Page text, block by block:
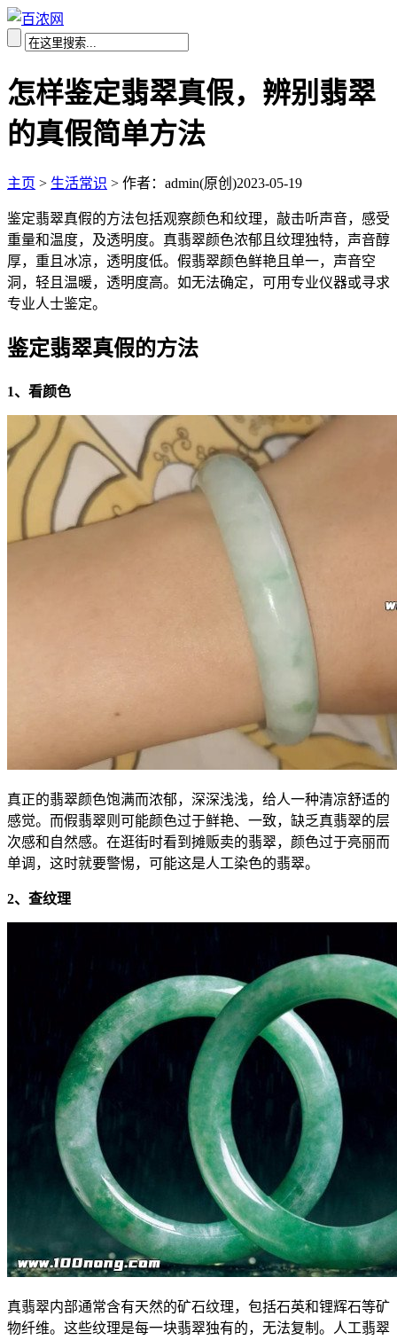
怎样鉴定翡翠真假，辨别翡翠
的真假简单方法
主页 > 生活常识 > 作者：admin(原创)2023-05-19
鉴定翡翠真假的方法包括观察颜色和纹理，敲击听声音，感受
重量和温度，及透明度。真翡翠颜色浓郁且纹理独特，声音醇
厚，重且冰凉，透明度低。假翡翠颜色鲜艳且单一，声音空
洞，轻且温暖，透明度高。如无法确定，可用专业仪器或寻求
专业人士鉴定。
鉴定翡翠真假的方法
1、看颜色
真正的翡翠颜色饱满而浓郁，深深浅浅，给人一种清凉舒适的
感觉。而假翡翠则可能颜色过于鲜艳、一致，缺乏真翡翠的层
次感和自然感。在逛街时看到摊贩卖的翡翠，颜色过于亮丽而
单调，这时就要警惕，可能这是人工染色的翡翠。
2、查纹理
真翡翠内部通常含有天然的矿石纹理，包括石英和锂辉石等矿
物纤维。这些纹理是每一块翡翠独有的，无法复制。人工翡翠